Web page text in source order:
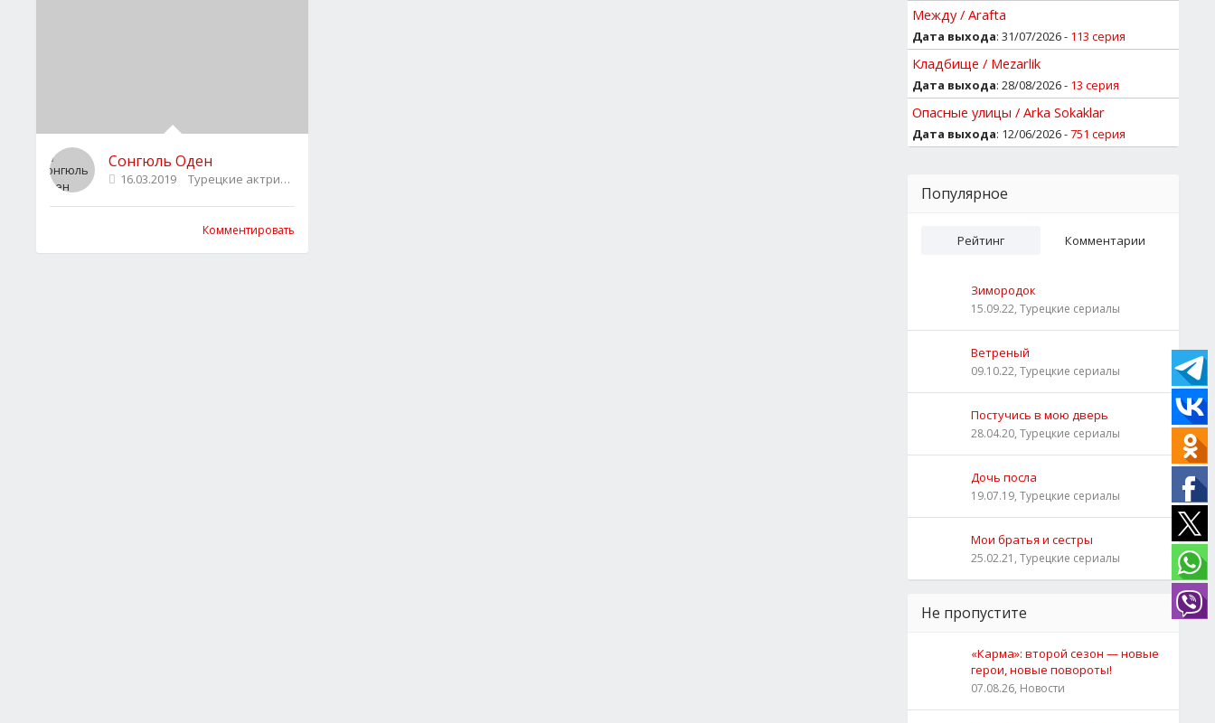
Сонгюль Оден
16.03.2019 Турецкие актрисы
Комментировать
Между / Arafta
Дата выхода: 31/07/2026 - 113 серия
Кладбище / Mezarlik
Дата выхода: 28/08/2026 - 13 серия
Опасные улицы / Arka Sokaklar
Дата выхода: 12/06/2026 -751 серия
Популярное
Рейтинг Комментарии
Зимородок
15.09.22, Турецкие сериалы
Ветреный
09.10.22, Турецкие сериалы
Постучись в мою дверь
28.04.20, Турецкие сериалы
Дочь посла
19.07.19, Турецкие сериалы
Мои братья и сестры
25.02.21, Турецкие сериалы
Не пропустите
«Карма»: второй сезон — новые
герои, новые повороты!
07.08.26, Новости